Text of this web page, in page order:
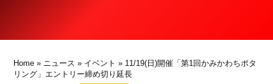
Home » ニュース » イベント » 11/19(日)開催「第1回かみかわちポタ
リング」エントリー締め切り延長